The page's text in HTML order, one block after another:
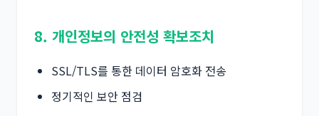
8. 개인정보의 안전성 확보조치
SSL/TLS를 통한 데이터 암호화 전송
정기적인 보안 점검